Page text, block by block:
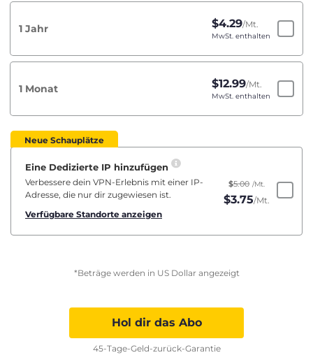
1 Jahr $4.29/Mt.
MwSt. enthalten
1 Monat $12.99/Mt.
MwSt. enthalten
Neue Schauplätze
Eine Dedizierte IP hinzufügen
Verbessere dein VPN-Erlebnis mit einer IP-
Adresse, die nur dir zugewiesen ist.
Verfügbare Standorte anzeigen
$5.00 /Mt.
$3.75/Mt.
*Beträge werden in US Dollar angezeigt
Hol dir das Abo
45-Tage-Geld-zurück-Garantie